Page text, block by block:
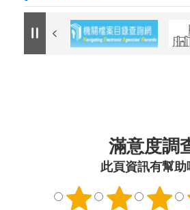
滿意度調
此頁資訊有幫助